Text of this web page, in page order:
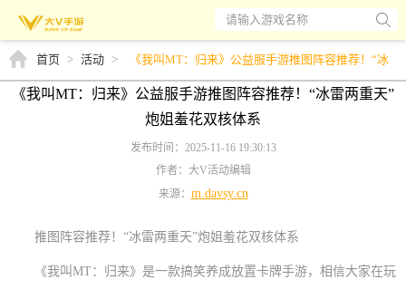
请输入游戏名称
首页 > 活动 >
《我叫MT：归来》公益服手游推图阵容推荐！“冰
雷两重天”炮姐羞花双核体系
《我叫MT：归来》公益服手游推图阵容推荐！“冰雷两重天”
炮姐羞花双核体系
发布时间：2025-11-16 19:30:13
作者：大V活动编辑
来源： m.davsy.cn
推图阵容推荐！“冰雷两重天”炮姐羞花双核体系
《我叫MT：归来》是一款搞笑养成放置卡牌手游，相信大家在玩